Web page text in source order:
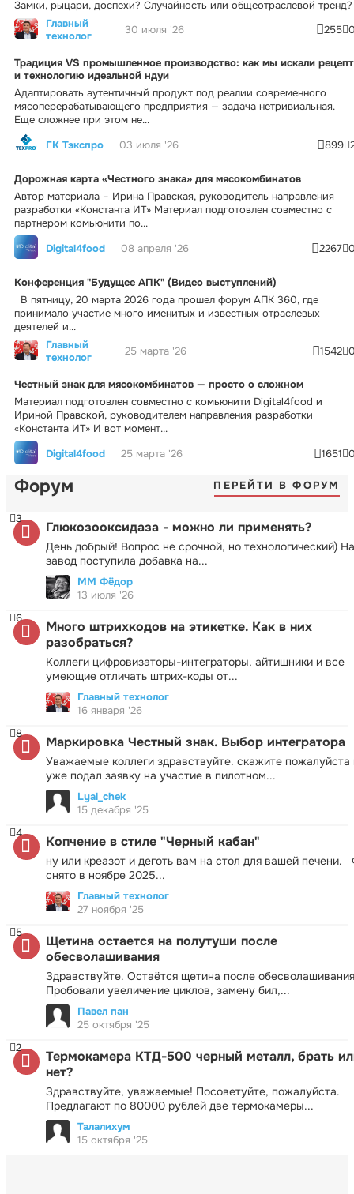
Замки, рыцари, доспехи? Случайность или общеотраслевой тренд?
Главный
технолог
30 июля '26 255
Традиция VS промышленное производство: как мы искали рецепт
и технологию идеальной ндуи
Адаптировать аутентичный продукт под реалии современного
мясоперерабатывающего предприятия — задача нетривиальная.
Еще сложнее при этом не...
ГК Тэкспро
03 июля '26 899
Дорожная карта «Честного знака» для мясокомбинатов
Автор материала – Ирина Правская, руководитель направления
разработки «Константа ИТ» Материал подготовлен совместно с
партнером комьюнити по...
Digital4food
08 апреля '26 2267
Конференция "Будущее АПК" (Видео выступлений)
В пятницу, 20 марта 2026 года прошел форум АПК 360, где
принимало участие много именитых и известных отраслевых
деятелей и...
Главный
технолог
25 марта '26 1542
Честный знак для мясокомбинатов — просто о сложном
Материал подготовлен совместно с комьюнити Digital4food и
Ириной Правской, руководителем направления разработки
«Константа ИТ» И вот момент...
Digital4food
25 марта '26 1651
Форум ПЕРЕЙТИ В ФОРУМ
Глюкозооксидаза - можно ли применять?
День добрый! Вопрос не срочной, но технологический) На
завод поступила добавка на...
3
ММ Фёдор
13 июля '26
Много штрихкодов на этикетке. Как в них
разобраться?
Коллеги цифровизаторы-интеграторы, айтишники и все
умеющие отличать штрих-коды от...
6
Главный технолог
16 января '26
Маркировка Честный знак. Выбор интегратора
Уважаемые коллеги здравствуйте. скажите пожалуйста
уже подал заявку на участие в пилотном...
8
Lyal_chek
15 декабря '25
Копчение в стиле "Черный кабан"
ну или креазот и деготь вам на стол для вашей печени.
снято в ноябре 2025...
4
Главный технолог
27 ноября '25
Щетина остается на полутуши после
обесволашивания
Здравствуйте. Остаётся щетина после
Пробовали увеличение циклов, замену бил,...
5
Павел пан
25 октября '25
Термокамера КТД-500 черный металл, брать
нет?
Здравствуйте, уважаемые! Посоветуйте, пожалуйста.
Предлагают по 80000 рублей две термокамеры...
2
Талалихум
15 октября '25